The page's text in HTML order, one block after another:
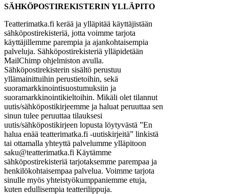
SÄHKÖPOSTIREKISTERIN YLLÄPITO
Teatterimatka.fi kerää ja ylläpitää käyttäjistään
sähköpostirekisteriä, jotta voimme tarjota
käyttäjillemme parempia ja ajankohtaisempia
palveluja. Sähköpostirekisteriä ylläpidetään
MailChimp ohjelmiston avulla.
Sähköpostirekisterin sisältö perustuu
yllämainittuihin perustietoihin, sekä
suoramarkkinointisuostumuksiin ja
suoramarkkinointikieltoihin. Mikäli olet tilannut
uutis/sähköpostikirjeemme ja haluat peruuttaa sen
sinun tulee peruuttaa tilauksesi
uutis/sähköpostikirjeen lopusta löytyvästä ”En
halua enää teatterimatka.fi -uutiskirjeitä” linkistä
tai ottamalla yhteyttä palvelumme ylläpitoon
saku@teatterimatka.fi Käytämme
sähköpostirekisteriä tarjotaksemme parempaa ja
henkilökohtaisempaa palvelua. Voimme tarjota
sinulle myös yhteistyökumppaniemme etuja,
kuten edullisempia teatterilippuja.